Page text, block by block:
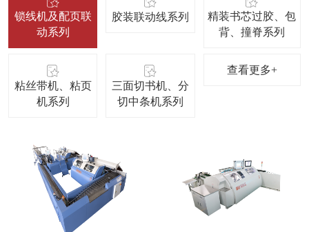
锁线机及配页联
动系列
胶装联动线系列
精装书芯过胶、包
背、撞脊系列
粘丝带机、粘页
机系列
三面切书机、分
切中条机系列
查看更多+